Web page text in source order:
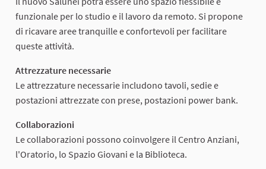
funzionale per lo studio e il lavoro da remoto. Si propone
di ricavare aree tranquille e confortevoli per facilitare
queste attività.
Attrezzature necessarie
Le attrezzature necessarie includono tavoli, sedie e
postazioni attrezzate con prese, postazioni power bank.
Collaborazioni
Le collaborazioni possono coinvolgere il Centro Anziani,
l'Oratorio, lo Spazio Giovani e la Biblioteca.